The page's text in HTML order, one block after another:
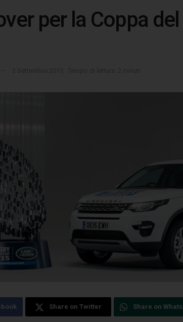
per la Coppa
Share on Twitter Share on